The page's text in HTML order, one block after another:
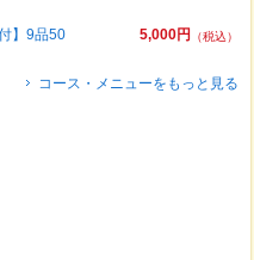
5,000円
（税込）
】9品50
コース・メニューをもっと見る